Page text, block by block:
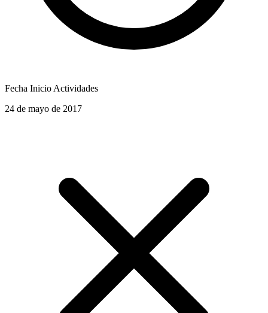
Fecha Inicio Actividades
24 de mayo de 2017